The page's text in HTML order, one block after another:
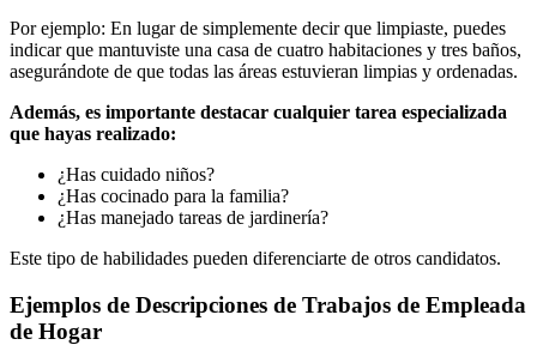
Por ejemplo: En lugar de simplemente decir que limpiaste, puedes
indicar que mantuviste una casa de cuatro habitaciones y tres baños,
asegurándote de que todas las áreas estuvieran limpias y ordenadas.
Además, es importante destacar cualquier tarea especializada
que hayas realizado:
¿Has cuidado niños?
¿Has cocinado para la familia?
¿Has manejado tareas de jardinería?
Este tipo de habilidades pueden diferenciarte de otros candidatos.
Ejemplos de Descripciones de Trabajos de Empleada
de Hogar